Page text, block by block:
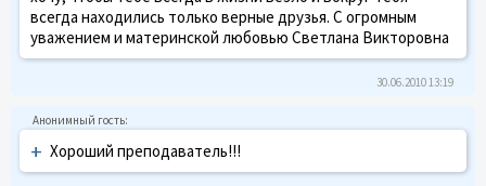
всегда находились только верные друзья. С огромным
уважением и материнской любовью Светлана Викторовна
30.06.2010 13:19
+ Хороший преподаватель!!!